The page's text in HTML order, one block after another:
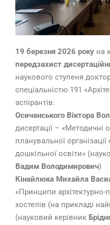
19 березня 2026 року на
передзахист
наукового ступеня
спеціальністю 191
аспірантів:
Осичанського Віктора
дисертації – «Методичні
планувальної
дошкільної освіти»
Вадим Володимирович)
Кінайлюка Михайла
«Принципи архітектурно-
хостелів (на прикладі
(науковий керівник